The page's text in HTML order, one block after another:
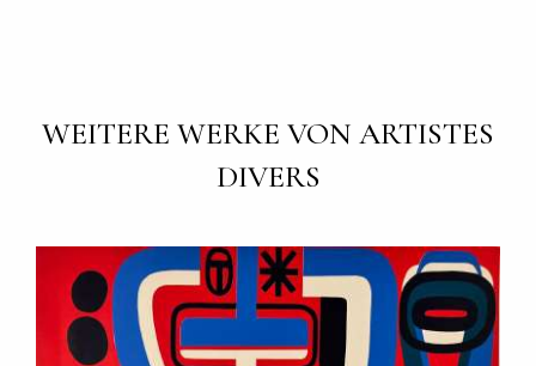
WEITERE WERKE VON ARTISTES
DIVERS